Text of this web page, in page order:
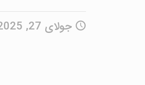
جولای 27, 2025